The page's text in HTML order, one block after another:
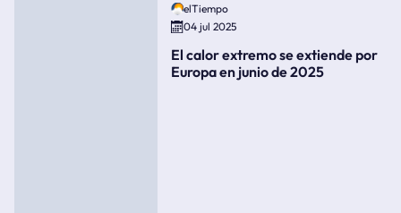
elTiempo
04 jul 2025
El calor extremo se extiende por
Europa en junio de 2025